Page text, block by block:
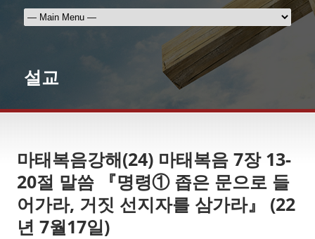
설교
마태복음강해(24) 마태복음 7장 13-
20절 말씀 『명령① 좁은 문으로 들
어가라, 거짓 선지자를 삼가라』 (22
년 7월17일)